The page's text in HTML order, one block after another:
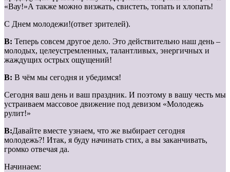
«Вау!»А также можно визжать, свистеть, топать и хлопать!
С Днем молодежи!(ответ зрителей).
В: Теперь совсем другое дело. Это действительно наш день –
молодых, целеустремленных, талантливых, энергичных и
жаждущих острых ощущений!
В: В чём мы сегодня и убедимся!
Сегодня ваш день и ваш праздник. И поэтому в вашу честь мы
устраиваем массовое движение под девизом «Молодежь
рулит!»
В:Давайте вместе узнаем, что же выбирает сегодня
молодежь?! Итак, я буду начинать стих, а вы заканчивать,
громко отвечая да.
Начинаем: